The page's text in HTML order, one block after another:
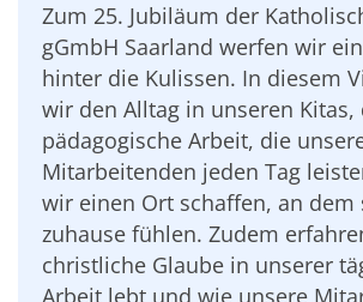
Zum 25. Jubiläum der
gGmbH Saarland werfen wir
hinter die Kulissen. In diesem
wir den Alltag in unseren
pädagogische Arbeit, die
Mitarbeitenden jeden Tag
wir einen Ort schaffen, an dem
zuhause fühlen. Zudem
christliche Glaube in unserer
Arbeit lebt und wie unsere